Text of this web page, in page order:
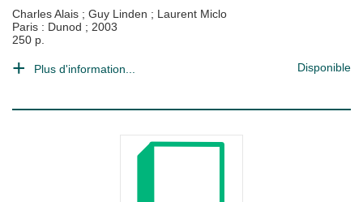
Charles Alais ; Guy Linden ; Laurent Miclo
Paris : Dunod ; 2003
250 p.
Plus d'information... Disponible